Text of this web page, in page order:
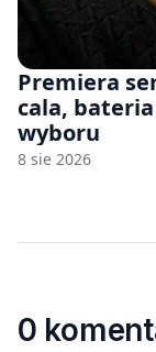
Premiera
cala, bateria
wyboru
8 sie 2026
0